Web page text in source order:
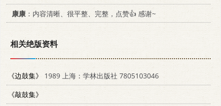
康康 ：内容清晰、很平整、完整，点赞👍 感谢~
相关绝版资料
《边鼓集》
1989 上海：学林出版社 7805103046
《敲鼓集》